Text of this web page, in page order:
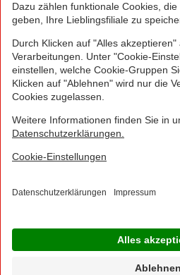
Irrtümer durch Schreib-,
Datenübertragungsfehler sind
© 2016 - 2026 NORMA
Stiftung & Co. KG
Sitemap Kontakt
Barrierefreiheitserklärung
Jetzt Ihre NORMA Filiale
mehr Angebote
Geben Sie über "Meine Filiale" Ihre PLZ ein
Region.